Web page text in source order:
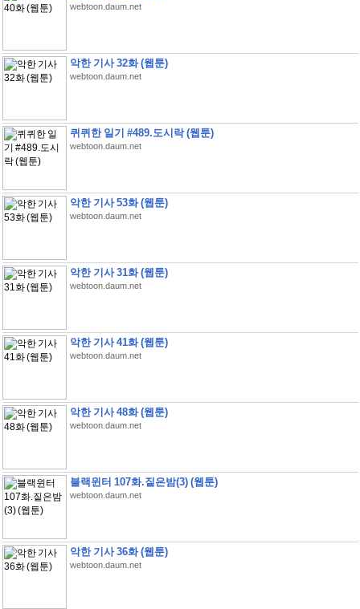
webtoon.daum.net
악한 기사 32화 (웹툰)
webtoon.daum.net
퀴퀴한 일기 #489.도시락 (웹툰)
webtoon.daum.net
악한 기사 53화 (웹툰)
webtoon.daum.net
악한 기사 31화 (웹툰)
webtoon.daum.net
악한 기사 41화 (웹툰)
webtoon.daum.net
악한 기사 48화 (웹툰)
webtoon.daum.net
블랙윈터 107화.짙은밤(3) (웹툰)
webtoon.daum.net
악한 기사 36화 (웹툰)
webtoon.daum.net